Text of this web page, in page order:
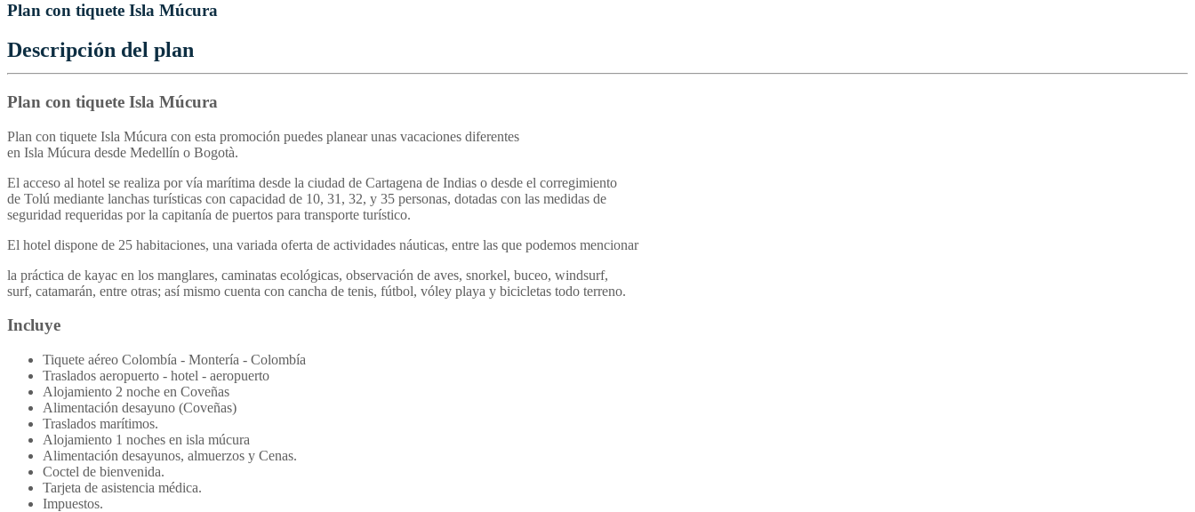
Plan con tiquete Isla Múcura
Descripción del plan
Plan con tiquete Isla Múcura
Plan con tiquete Isla Múcura con esta promoción puedes planear unas vacaciones diferentes
en Isla Múcura desde Medellín o Bogotà.
El acceso al hotel se realiza por vía marítima desde la ciudad de Cartagena de Indias o desde el corregimiento
de Tolú mediante lanchas turísticas con capacidad de 10, 31, 32, y 35 personas, dotadas con las medidas de
seguridad requeridas por la capitanía de puertos para transporte turístico.
El hotel dispone de 25 habitaciones, una variada oferta de actividades náuticas, entre las que podemos mencionar
la práctica de kayac en los manglares, caminatas ecológicas, observación de aves, snorkel, buceo, windsurf,
surf, catamarán, entre otras; así mismo cuenta con cancha de tenis, fútbol, vóley playa y bicicletas todo terreno.
Incluye
Tiquete aéreo Colombía - Montería - Colombía
Traslados aeropuerto - hotel - aeropuerto
Alojamiento 2 noche en Coveñas
Alimentación desayuno (Coveñas)
Traslados marítimos.
Alojamiento 1 noches en isla múcura
Alimentación desayunos, almuerzos y Cenas.
Coctel de bienvenida.
Tarjeta de asistencia médica.
Impuestos.